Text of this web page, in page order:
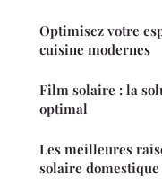
Optimisez votre
cuisine modernes
Film solaire : la
optimal
Les meilleures
solaire domestique